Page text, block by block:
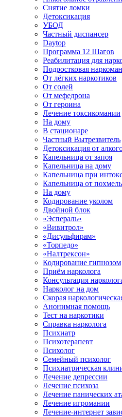
Снятие ломки
Детоксикация
УБОД
Частный диспансер
Daytop
Программа 12 Шагов
Реабилитация для
Подростковая
От лёгких наркотиков
От солей
От мефедрона
От героина
Лечение токсикомании
На дому
В стационаре
Частный Вытрезвитель
Детоксикация от
Капельница от запоя
Капельница на дому
Капельница при
Капельница от
На дому
Кодирование уколом
Двойной блок
«Эспераль»
«Вивитрол»
«Дисульфирам»
«Торпедо»
«Налтрексон»
Кодирование гипнозом
Приём нарколога
Консультация
Нарколог на дом
Скорая
Анонимная помощь
Тест на наркотики
Справка нарколога
Психиатр
Психотерапевт
Психолог
Семейный психолог
Психиатрическая
Лечение депрессии
Лечение психоза
Лечение панических
Лечение игромании
Лечение-интернет